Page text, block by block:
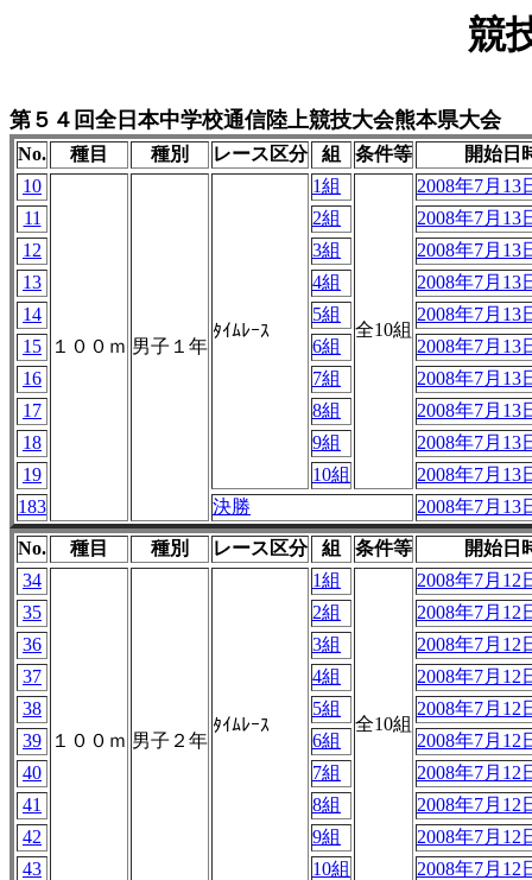
競
第５４回全日本中学校通信陸上競技大会熊本県大会
No. 種目 種別 レース区分 組 条件等
開始日
10
１００ｍ 男子１年
ﾀｲﾑﾚｰｽ
1組
全10組
2008年7月13
11
2組
2008年7月13
12
3組
2008年7月13
13
4組
2008年7月13
14
5組
2008年7月13
15
6組
2008年7月13
16
7組
2008年7月13
17
8組
2008年7月13
18
9組
2008年7月13
19
10組
2008年7月13
183
決勝 2008年7月13
No. 種目 種別 レース区分 組 条件等
開始日
34
１００ｍ 男子２年
ﾀｲﾑﾚｰｽ
1組
全10組
2008年7月12
35
2組
2008年7月12
36
3組
2008年7月12
37
4組
2008年7月12
38
5組
2008年7月12
39
6組
2008年7月12
40
7組
2008年7月12
41
8組
2008年7月12
42
9組
2008年7月12
43
10組
2008年7月12